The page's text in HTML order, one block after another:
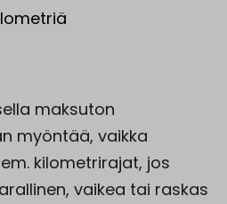
maksuton
myöntää, vaikka
kilometrirajat, jos
vaikea tai raskas